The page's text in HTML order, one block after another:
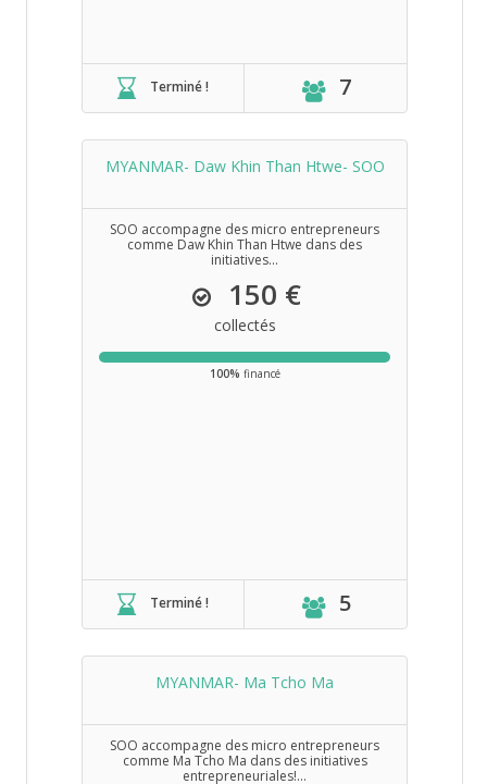
Terminé ! 7
MYANMAR- Daw Khin Than Htwe- SOO
SOO accompagne des micro entrepreneurs
comme Daw Khin Than Htwe dans des
initiatives...
150 €
collectés
100% financé
Terminé ! 5
MYANMAR- Ma Tcho Ma
SOO accompagne des micro entrepreneurs
comme Ma Tcho Ma dans des initiatives
entrepreneuriales!...